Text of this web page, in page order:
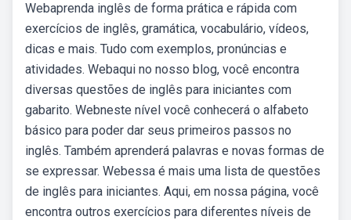
Webaprenda inglês de forma prática e rápida com
exercícios de inglês, gramática, vocabulário, vídeos,
dicas e mais. Tudo com exemplos, pronúncias e
atividades. Webaqui no nosso blog, você encontra
diversas questões de inglês para iniciantes com
gabarito. Webneste nível você conhecerá o alfabeto
básico para poder dar seus primeiros passos no
inglês. Também aprenderá palavras e novas formas de
se expressar. Webessa é mais uma lista de questões
de inglês para iniciantes. Aqui, em nossa página, você
encontra outros exercícios para diferentes níveis de